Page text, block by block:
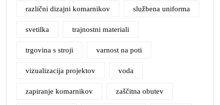
različni dizajni komarnikov službena uniforma
svetilka trajnostni materiali
trgovina s stroji varnost na poti
vizualizacija projektov voda
zapiranje komarnikov zaščitna obutev